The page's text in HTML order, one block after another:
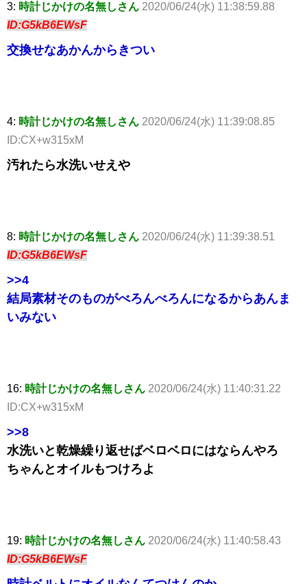
3: 時計じかけの名無しさん 2020/06/24(水) 11:38:59.88
ID:G5kB6EWsF
交換せなあかんからきつい
4: 時計じかけの名無しさん 2020/06/24(水) 11:39:08.85
ID:CX+w315xM
汚れたら水洗いせえや
8: 時計じかけの名無しさん 2020/06/24(水) 11:39:38.51
ID:G5kB6EWsF
>>4
結局素材そのものがべろんべろんになるからあんま
いみない
16: 時計じかけの名無しさん 2020/06/24(水) 11:40:31.22
ID:CX+w315xM
>>8
水洗いと乾燥繰り返せばベロベロにはならんやろ
ちゃんとオイルもつけろよ
19: 時計じかけの名無しさん 2020/06/24(水) 11:40:58.43
ID:G5kB6EWsF